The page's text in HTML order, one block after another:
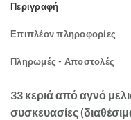
Περιγραφή
Επιπλέον πληροφορίες
Πληρωμές - Αποστολές
33 κεριά από αγνό
συσκευασίες